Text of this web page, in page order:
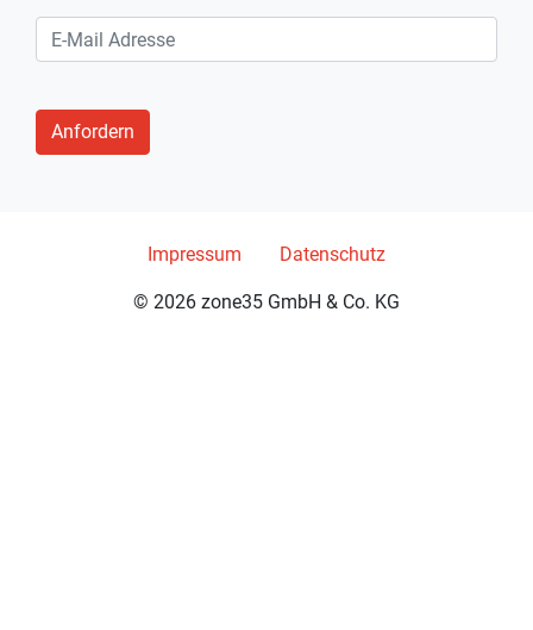
© 2026 zone35 GmbH & Co. KG
Impressum Datenschutz